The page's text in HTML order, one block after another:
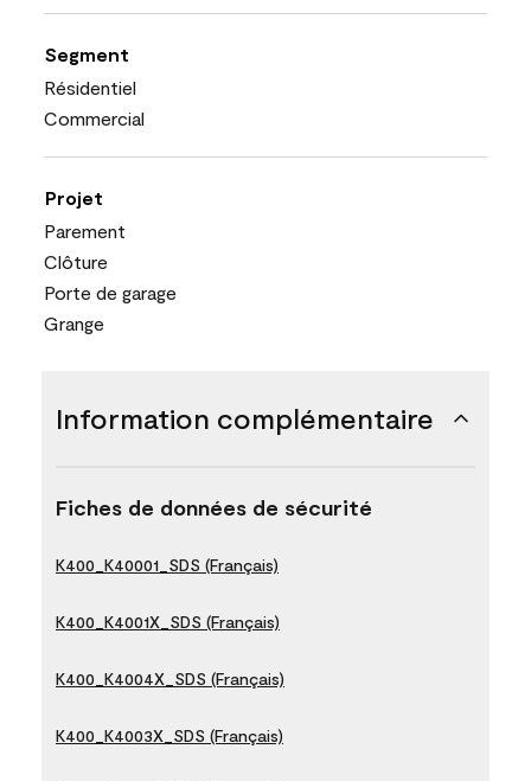
Segment
Résidentiel
Commercial
Projet
Parement
Clôture
Porte de garage
Grange
Information complémentaire
Fiches de données de sécurité
K400_K40001_SDS (Français)
K400_K4001X_SDS (Français)
K400_K4004X_SDS (Français)
K400_K4003X_SDS (Français)